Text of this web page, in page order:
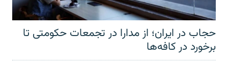
حجاب در ایران؛ از مدارا در تجمعات حکومتی تا
برخورد در کافه‌ها